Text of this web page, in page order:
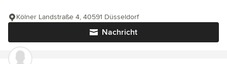
Nachricht
Kölner Landstraße 4, 40591 Düsseldorf